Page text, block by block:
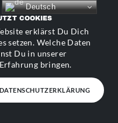
COOKIES
erklärst Du Dich
setzen. Welche Daten
Du in unserer
bringen.
DATENSCHUTZERKLÄRUNG
Deutsch